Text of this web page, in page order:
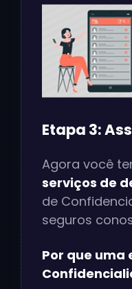
Etapa 3:
Agora você
serviços de
de
seguros
Por que uma